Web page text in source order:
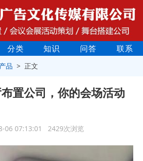
分类 知识 问答 联系
产品 > 正文
置公司，你的会场活动
06 07:13:01 2429次浏览